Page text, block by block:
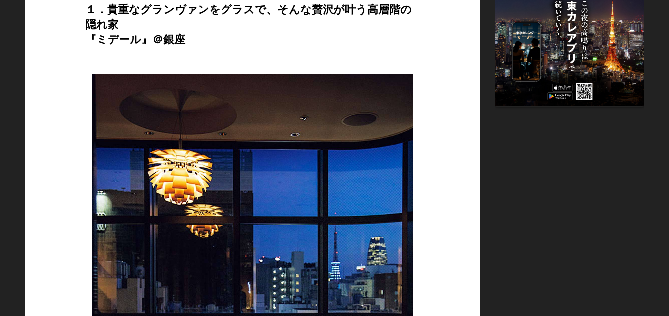
１．貴重なグランヴァンをグラスで、そんな贅沢が叶う高層階の
隠れ家
『ミデール』＠銀座